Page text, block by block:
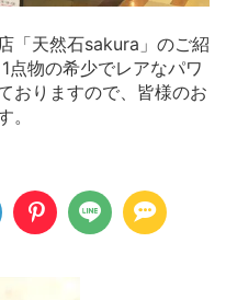
「天然石sakura」のご紹
点物の希少でレアなパワ
おりますので、皆様のお
。